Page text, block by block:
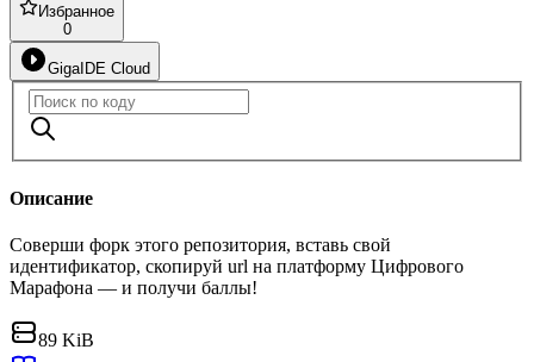
Избранное
0
GigaIDE Cloud
Описание
Соверши форк этого репозитория, вставь свой
идентификатор, скопируй url на платформу Цифрового
Марафона — и получи баллы!
89 KiB